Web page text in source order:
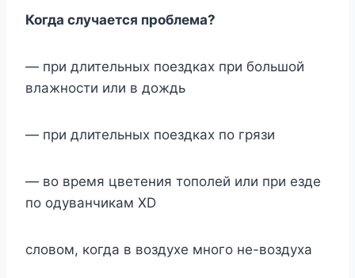
Когда случается проблема?
— при длительных поездках при большой
влажности или в дождь
— при длительных поездках по грязи
— во время цветения тополей или при езде
по одуванчикам XD
словом, когда в воздухе много не-воздуха